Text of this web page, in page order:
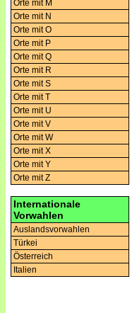
Orte mit M
Orte mit N
Orte mit O
Orte mit P
Orte mit Q
Orte mit R
Orte mit S
Orte mit T
Orte mit U
Orte mit V
Orte mit W
Orte mit X
Orte mit Y
Orte mit Z
Internationale
Vorwahlen
Auslandsvorwahlen
Türkei
Österreich
Italien